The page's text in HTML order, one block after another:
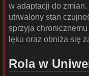
w adaptacji do
utrwalony stan
sprzyja
lęku oraz obniża się
Rola w